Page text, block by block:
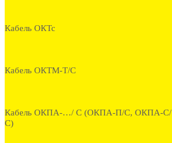
Кабель ОКТс
Кабель ОКТМ-Т/С
Кабель ОКПА-…/ С (ОКПА-П/С, ОКПА-С/
С)